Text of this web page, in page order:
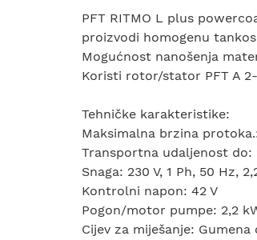
PFT RITMO L plus
proizvodi homogenu
Mogućnost nanošenja
Koristi rotor/stator PFT A
Tehničke karakteristike:
Maksimalna brzina
Transportna udaljenost
Snaga: 230 V, 1 Ph, 50 Hz,
Kontrolni napon: 42 V
Pogon/motor pumpe: 2,2
Cijev za miješanje: